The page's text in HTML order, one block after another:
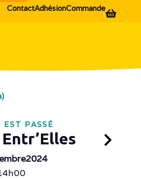
Commande
Adhésion
Contact
PASSÉ
2024
00